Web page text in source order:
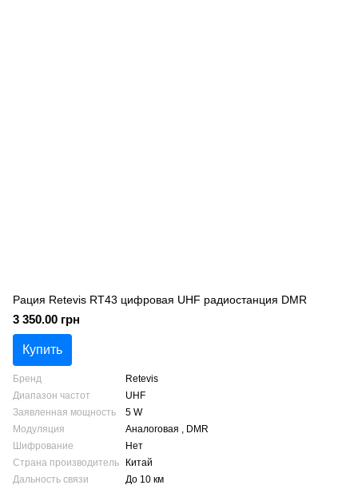
Рация Retevis RT43 цифровая UHF радиостанция DMR
3 350.00 грн
Купить
Бренд
Retevis
Диапазон частот
UHF
Заявленная мощность
5 W
Модуляция
Аналоговая , DMR
Шифрование
Нет
Страна производитель
Китай
Дальность связи
До 10 км